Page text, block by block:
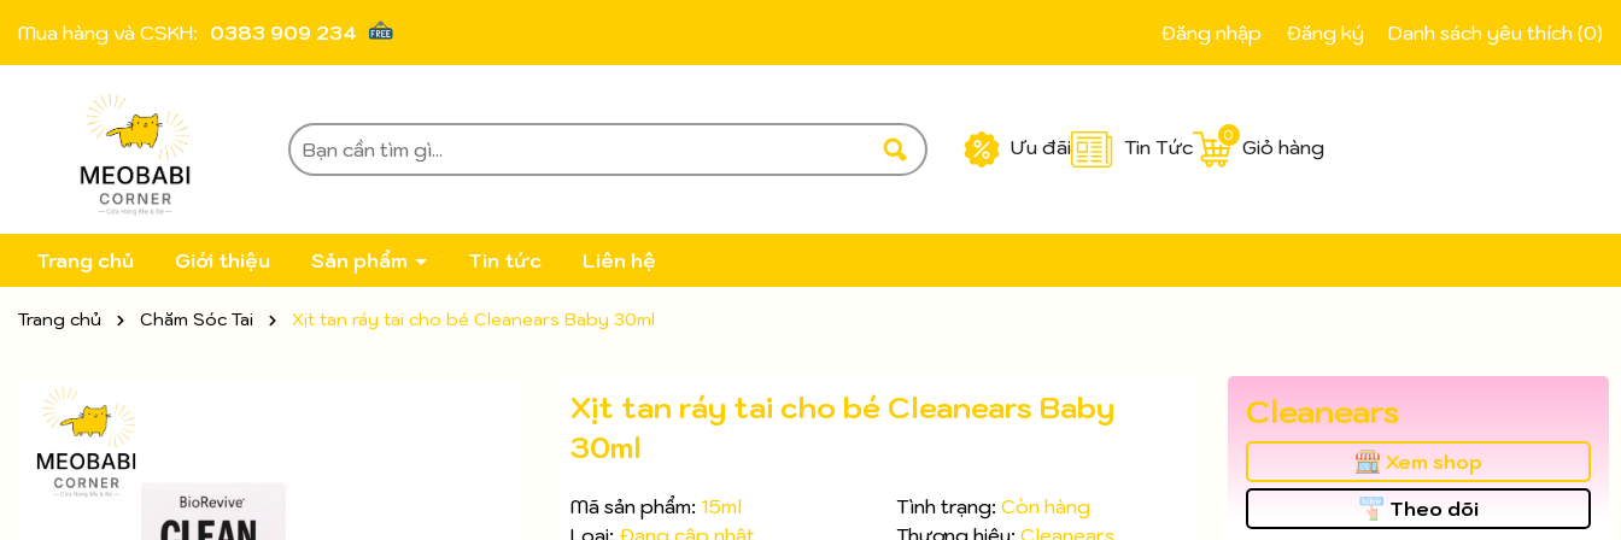
Mua hàng và CSKH: 0383 909 234 Đăng nhập Đăng ký Danh sách yêu thích (0)
Ưu đãi Tin Tức Giỏ hàng
0
Trang chủ Giới thiệu Sản phẩm Tin tức Liên hệ
Trang chủ Chăm Sóc Tai Xịt tan ráy tai cho bé Cleanears Baby 30ml
Xịt tan ráy tai cho bé Cleanears Baby
30ml
Mã sản phẩm: 15ml Tình trạng: Còn hàng
Loại: Đang cập nhật Thương hiệu: Cleanears
Cleanears
Xem shop
Theo dõi